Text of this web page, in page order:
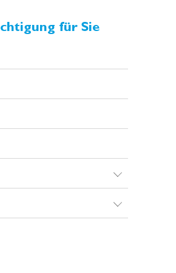
für Sie